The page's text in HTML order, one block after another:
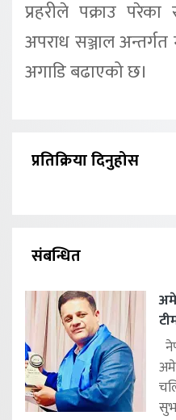
प्रहरीले पक्राउ
अपराध सञ्जाल
अगाडि बढाएको छ।
प्रतिक्रिया दिनुहोस
संबन्धित